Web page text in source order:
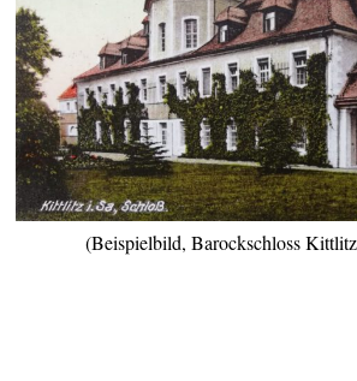
(Beispielbild, Barockschloss